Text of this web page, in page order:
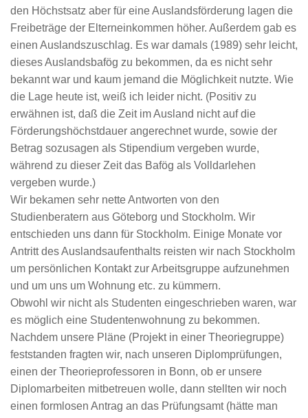
den Höchstsatz aber für eine Auslandsförderung lagen die
Freibeträge der Elterneinkommen höher. Außerdem gab es
einen Auslandszuschlag. Es war damals (1989) sehr leicht,
dieses Auslandsbafög zu bekommen, da es nicht sehr
bekannt war und kaum jemand die Möglichkeit nutzte. Wie
die Lage heute ist, weiß ich leider nicht. (Positiv zu
erwähnen ist, daß die Zeit im Ausland nicht auf die
Förderungshöchstdauer angerechnet wurde, sowie der
Betrag sozusagen als Stipendium vergeben wurde,
während zu dieser Zeit das Bafög als Volldarlehen
vergeben wurde.)
Wir bekamen sehr nette Antworten von den
Studienberatern aus Göteborg und Stockholm. Wir
entschieden uns dann für Stockholm. Einige Monate vor
Antritt des Auslandsaufenthalts reisten wir nach Stockholm
um persönlichen Kontakt zur Arbeitsgruppe aufzunehmen
und um uns um Wohnung etc. zu kümmern.
Obwohl wir nicht als Studenten eingeschrieben waren, war
es möglich eine Studentenwohnung zu bekommen.
Nachdem unsere Pläne (Projekt in einer Theoriegruppe)
feststanden fragten wir, nach unseren Diplomprüfungen,
einen der Theorieprofessoren in Bonn, ob er unsere
Diplomarbeiten mitbetreuen wolle, dann stellten wir noch
einen formlosen Antrag an das Prüfungsamt (hätte man